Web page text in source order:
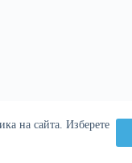
на сайта. Изберете